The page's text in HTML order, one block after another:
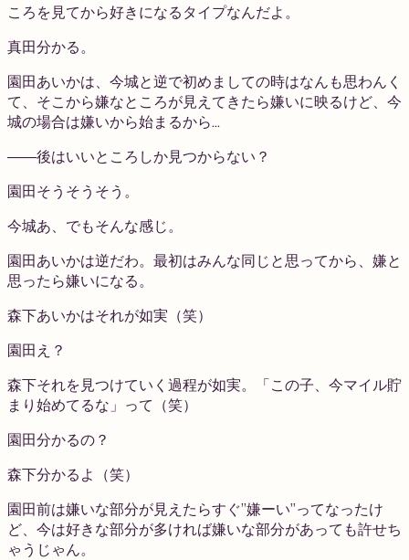
ころを見てから好きになるタイプなんだよ。
真田分かる。
園田あいかは、今城と逆で初めましての時はなんも思わんく
て、そこから嫌なところが見えてきたら嫌いに映るけど、今
城の場合は嫌いから始まるから…
――後はいいところしか見つからない？
園田そうそうそう。
今城あ、でもそんな感じ。
園田あいかは逆だわ。最初はみんな同じと思ってから、嫌と
思ったら嫌いになる。
森下あいかはそれが如実（笑）
園田 え？
森下それを見つけていく過程が如実。「この子、今マイル貯
まり始めてるな」って（笑）
園田分かるの？
森下分かるよ（笑）
園田前は嫌いな部分が見えたらすぐ”嫌ーい”ってなったけ
ど、今は好きな部分が多ければ嫌いな部分があっても許せち
ゃうじゃん。